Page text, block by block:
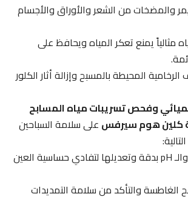
من الشعر والأوراق والأجسام
يمنع تعكر المياه ويحافظ على
المحيطة بالمسبح وإزالة أثار الكلور
وفحص تسريبات مياه المسابح
هوم سيرفسعلى سلامة السباحين
قياس نسبة الكلور والـ pH بدقة وتعديلها لتفادي حساسية العين
والتأكد من سلامة التمديدات